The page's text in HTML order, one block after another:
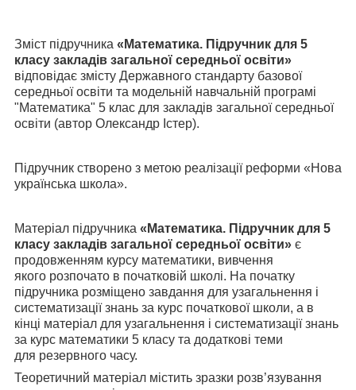
Зміст підручника « Математика. Підручник для 5
класу закладів загальної середньої освіти»
відповідає змісту Державного стандарту базової
середньої освіти та модельній навчальній програмі
"Математика" 5 клас для закладів загальної середньої
освіти (автор Олександр Істер).
Підручник створено з метою реалізації реформи «Нова
українська школа».
Матеріал підручника « Математика. Підручник для 5
класу закладів загальної середньої освіти» є
продовженням курсу математики, вивчення
якого розпочато в початковій школі. На початку
підручника розміщено завдання для узагальнення і
систематизації знань за курс початкової школи, а в
кінці матеріал для узагальнення і систематизації знань
за курс математики 5 класу та додаткові теми
для резервного часу.
Теоретичний матеріал містить зразки розв’язування